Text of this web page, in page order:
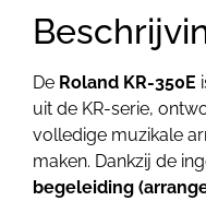
De Roland KR-350E
uit de KR-serie,
volledige muzikale
maken. Dankzij de
begeleiding